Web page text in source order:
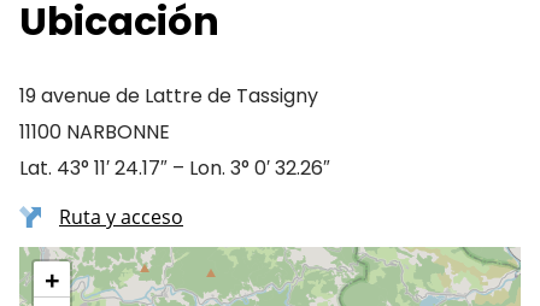
Ubicación
19 avenue de Lattre de Tassigny
11100 NARBONNE
Lat. 43° 11′ 24.17″ – Lon. 3° 0′ 32.26″
Ruta y acceso
+